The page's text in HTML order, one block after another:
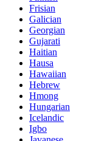
Frisian
Galician
Georgian
Gujarati
Haitian
Hausa
Hawaiian
Hebrew
Hmong
Hungarian
Icelandic
Igbo